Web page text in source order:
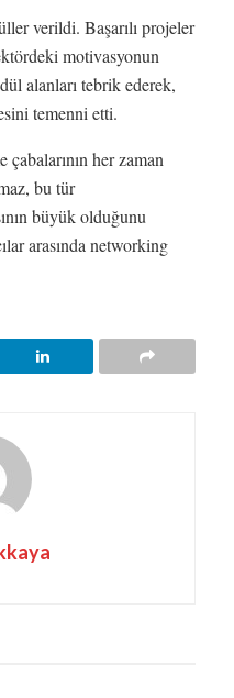
verildi. Başarılı projeler
motivasyonun
alanları tebrik ederek,
temenni etti.
her zaman
bu tür
büyük olduğunu
arasında networking